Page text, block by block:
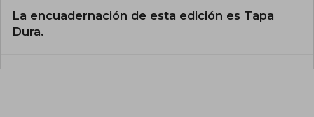
La encuadernación de esta edición es Tapa
Dura.